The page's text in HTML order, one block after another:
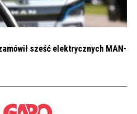
sześć elektrycznych MAN-